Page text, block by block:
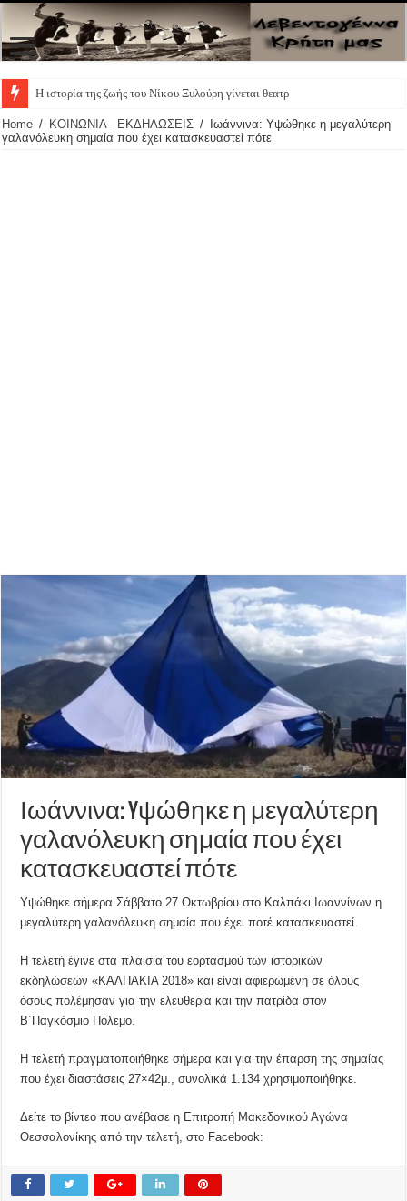
Η ιστορία της ζωής του Νίκου Ξυλούρη γίνεται θεατρική παρ
Home / ΚΟΙΝΩΝΙΑ - ΕΚΔΗΛΩΣΕΙΣ /
Ιωάννινα: Yψώθηκε η μεγαλύτερη
γαλανόλευκη σημαία που έχει κατασκευαστεί πότε
Ιωάννινα: Yψώθηκε η μεγαλύτερη
γαλανόλευκη σημαία που έχει
κατασκευαστεί πότε
Υψώθηκε σήμερα Σάββατο 27 Οκτωβρίου στο Καλπάκι Ιωαννίνων η
μεγαλύτερη γαλανόλευκη σημαία που έχει ποτέ κατασκευαστεί.
Η τελετή έγινε στα πλαίσια του εορτασμού των ιστορικών
εκδηλώσεων «ΚΑΛΠΑΚΙΑ 2018» και είναι αφιερωμένη σε όλους
όσους πολέμησαν για την ελευθερία και την πατρίδα στον
Β΄Παγκόσμιο Πόλεμο.
Η τελετή πραγματοποιήθηκε σήμερα και για την έπαρση της σημαίας
που έχει διαστάσεις 27×42μ., συνολικά 1.134 χρησιμοποιήθηκε.
Δείτε το βίντεο που ανέβασε η Επιτροπή Μακεδονικού Αγώνα
Θεσσαλονίκης από την τελετή, στο Facebook: